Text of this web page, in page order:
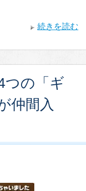
続きを読む
つの「ギ
仲間入